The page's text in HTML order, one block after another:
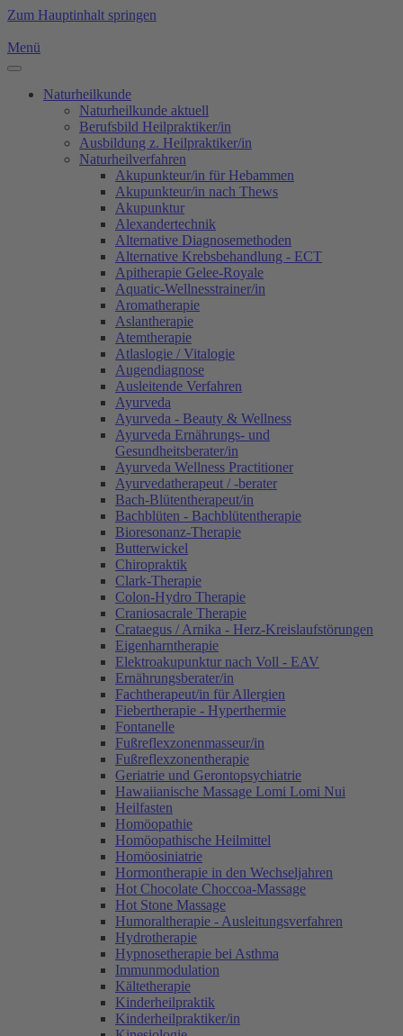
Zum Hauptinhalt springen
Menü
Naturheilkunde
Naturheilkunde aktuell
Berufsbild Heilpraktiker/in
Ausbildung z. Heilpraktiker/in
Naturheilverfahren
Akupunkteur/in für Hebammen
Akupunkteur/in nach Thews
Akupunktur
Alexandertechnik
Alternative Diagnosemethoden
Alternative Krebsbehandlung - ECT
Apitherapie Gelee-Royale
Aquatic-Wellnesstrainer/in
Aromatherapie
Aslantherapie
Atemtherapie
Atlaslogie / Vitalogie
Augendiagnose
Ausleitende Verfahren
Ayurveda
Ayurveda - Beauty & Wellness
Ayurveda Ernährungs- und
Gesundheitsberater/in
Ayurveda Wellness Practitioner
Ayurvedatherapeut / -berater
Bach-Blütentherapeut/in
Bachblüten - Bachblütentherapie
Bioresonanz-Therapie
Butterwickel
Chiropraktik
Clark-Therapie
Colon-Hydro Therapie
Craniosacrale Therapie
Crataegus / Arnika - Herz-Kreislaufstörungen
Eigenharntherapie
Elektroakupunktur nach Voll - EAV
Ernährungsberater/in
Fachtherapeut/in für Allergien
Fiebertherapie - Hyperthermie
Fontanelle
Fußreflexzonenmasseur/in
Fußreflexzonentherapie
Geriatrie und Gerontopsychiatrie
Hawaiianische Massage Lomi Lomi Nui
Heilfasten
Homöopathie
Homöopathische Heilmittel
Homöosiniatrie
Hormontherapie in den Wechseljahren
Hot Chocolate Choccoa-Massage
Hot Stone Massage
Humoraltherapie - Ausleitungsverfahren
Hydrotherapie
Hypnosetherapie bei Asthma
Immunmodulation
Kältetherapie
Kinderheilpraktik
Kinderheilpraktiker/in